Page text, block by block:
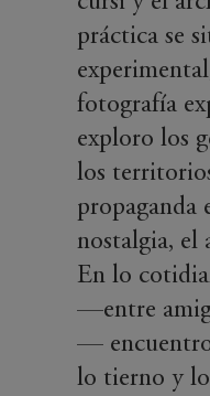
práctica se
fotografía
exploro los
los
propaganda
nostalgia, el
En lo
—entre
—
lo tierno y